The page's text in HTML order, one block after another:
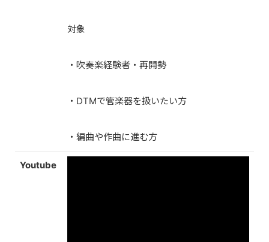
対象
・吹奏楽経験者・再開勢
・DTMで管楽器を扱いたい方
・編曲や作曲に進む方
Youtube